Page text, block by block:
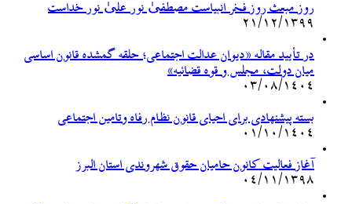
روز مبعث روز فخر انبیاست مصطفیٰ نورٌ عَلیٰ نور خداست
۲۱/۱۲/۱۳۹۹
در تأیید مقاله «دیوان عدالت اجتماعی؛ حلقه گمشده قانون اساسی
میان دولت، مجلس و قوه قضائیه»
۰۳/۰۸/۱۴۰۴
بسته پیشنهادی برای احیای قانون نظام رفاه وتامین اجتماعی
۰۱/۱۰/۱۴۰۴
آغاز فعالیت کانون حامیان حقوق شهروندی استان البرز
۰۴/۱۱/۱۳۹۸